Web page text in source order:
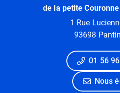
de la petite
1 Rue
93698
01 56
Nous